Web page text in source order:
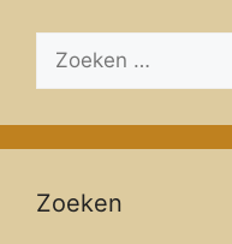
Zoeken
Zoeken